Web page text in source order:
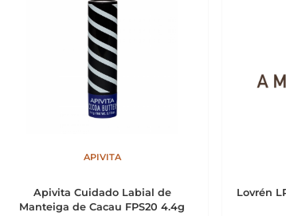
APIVITA
Apivita Cuidado Labial de
Manteiga de Cacau FPS20 4.4g
Lovrén